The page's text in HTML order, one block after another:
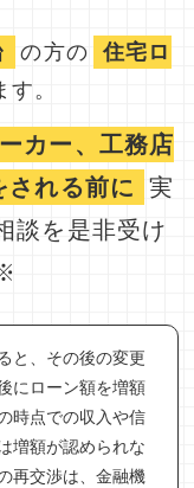
の方の
住宅ロ
す。
カー、工務店
される前に
実
談を是非受け
と、その後の変更
にローン額を増額
時点での収入や信
増額が認められな
再交渉は、金融機